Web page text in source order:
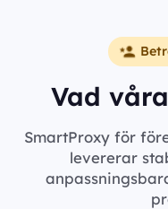
Vad
SmartProxy för
levererar